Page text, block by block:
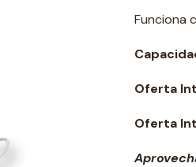
Funciona
Oferta
Oferta